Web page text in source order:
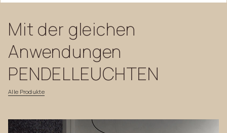
Alle Produkte
Mit der gleichen
Anwendungen
PENDELLEUCHTEN